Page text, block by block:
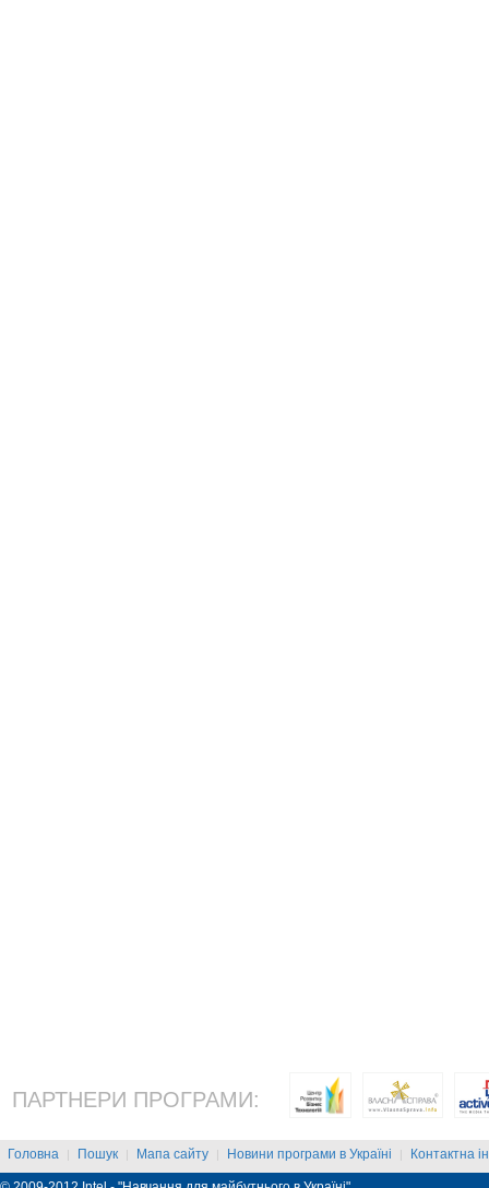
ПАРТНЕРИ ПРОГРАМИ:
Головна | Пошук | Мапа сайту | Новини програми в Україні | Контактна